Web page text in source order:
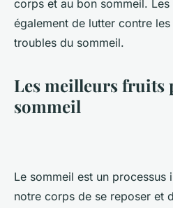
corps et au bon sommeil.
également de lutter contre
troubles du sommeil.
Les meilleurs fruits
sommeil
Le sommeil est un processus
notre corps de se reposer et